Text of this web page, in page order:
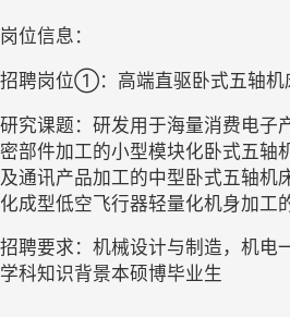
岗位信息：
招聘岗位①：高端直驱卧式五轴机
研究课题：研发用于海量消费电子
密部件加工的小型模块化卧式五轴
及通讯产品加工的中型卧式五轴机
化成型低空飞行器轻量化机身加工
招聘要求：机械设计与制造，机电
学科知识背景本硕博毕业生